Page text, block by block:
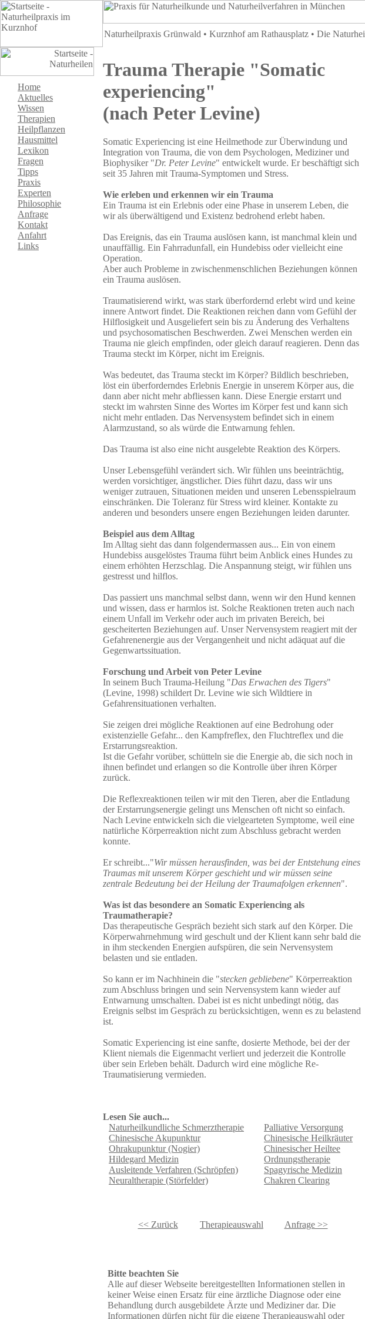
Naturheilpraxis Grünwald • Kurznhof am Rathausplatz • Die
Home
Aktuelles
Wissen
Therapien
Heilpflanzen
Hausmittel
Lexikon
Fragen
Tipps
Praxis
Experten
Philosophie
Anfrage
Kontakt
Anfahrt
Links
Trauma Therapie "Somatic
experiencing"
(nach Peter Levine)
Somatic Experiencing ist eine Heilmethode zur Überwindung und
Integration von Trauma, die von dem Psychologen, Mediziner und
Biophysiker "Dr. Peter Levine" entwickelt wurde. Er beschäftigt sich
seit 35 Jahren mit Trauma-Symptomen und Stress.
Wie erleben und erkennen wir ein Trauma
Ein Trauma ist ein Erlebnis oder eine Phase in unserem Leben, die
wir als überwältigend und Existenz bedrohend erlebt haben.
Das Ereignis, das ein Trauma auslösen kann, ist manchmal klein und
unauffällig. Ein Fahrradunfall, ein Hundebiss oder vielleicht eine
Operation.
Aber auch Probleme in zwischenmenschlichen Beziehungen können
ein Trauma auslösen.
Traumatisierend wirkt, was stark überfordernd erlebt wird und keine
innere Antwort findet. Die Reaktionen reichen dann vom Gefühl der
Hilflosigkeit und Ausgeliefert sein bis zu Änderung des Verhaltens
und psychosomatischen Beschwerden. Zwei Menschen werden ein
Trauma nie gleich empfinden, oder gleich darauf reagieren. Denn das
Trauma steckt im Körper, nicht im Ereignis.
Was bedeutet, das Trauma steckt im Körper? Bildlich beschrieben,
löst ein überforderndes Erlebnis Energie in unserem Körper aus, die
dann aber nicht mehr abfliessen kann. Diese Energie erstarrt und
steckt im wahrsten Sinne des Wortes im Körper fest und kann sich
nicht mehr entladen. Das Nervensystem befindet sich in einem
Alarmzustand, so als würde die Entwarnung fehlen.
Das Trauma ist also eine nicht ausgelebte Reaktion des Körpers.
Unser Lebensgefühl verändert sich. Wir fühlen uns beeinträchtig,
werden vorsichtiger, ängstlicher. Dies führt dazu, dass wir uns
weniger zutrauen, Situationen meiden und unseren Lebensspielraum
einschränken. Die Toleranz für Stress wird kleiner. Kontakte zu
anderen und besonders unsere engen Beziehungen leiden darunter.
Beispiel aus dem Alltag
Im Alltag sieht das dann folgendermassen aus... Ein von einem
Hundebiss ausgelöstes Trauma führt beim Anblick eines Hundes zu
einem erhöhten Herzschlag. Die Anspannung steigt, wir fühlen uns
gestresst und hilflos.
Das passiert uns manchmal selbst dann, wenn wir den Hund kennen
und wissen, dass er harmlos ist. Solche Reaktionen treten auch nach
einem Unfall im Verkehr oder auch im privaten Bereich, bei
gescheiterten Beziehungen auf. Unser Nervensystem reagiert mit der
Gefahrenenergie aus der Vergangenheit und nicht adäquat auf die
Gegenwartssituation.
Forschung und Arbeit von Peter Levine
In seinem Buch Trauma-Heilung "Das Erwachen des Tigers"
(Levine, 1998) schildert Dr. Levine wie sich Wildtiere in
Gefahrensituationen verhalten.
Sie zeigen drei mögliche Reaktionen auf eine Bedrohung oder
existenzielle Gefahr... den Kampfreflex, den Fluchtreflex und die
Erstarrungsreaktion.
Ist die Gefahr vorüber, schütteln sie die Energie ab, die sich noch in
ihnen befindet und erlangen so die Kontrolle über ihren Körper
zurück.
Die Reflexreaktionen teilen wir mit den Tieren, aber die Entladung
der Erstarrungsenergie gelingt uns Menschen oft nicht so einfach.
Nach Levine entwickeln sich die vielgearteten Symptome, weil eine
natürliche Körperreaktion nicht zum Abschluss gebracht werden
konnte.
Er schreibt..."Wir müssen herausfinden, was bei der Entstehung eines
Traumas mit unserem Körper geschieht und wir müssen seine
zentrale Bedeutung bei der Heilung der Traumafolgen erkennen".
Was ist das besondere an Somatic Experiencing als
Traumatherapie?
Das therapeutische Gespräch bezieht sich stark auf den Körper. Die
Körperwahrnehmung wird geschult und der Klient kann sehr bald die
in ihm steckenden Energien aufspüren, die sein Nervensystem
belasten und sie entladen.
So kann er im Nachhinein die "stecken gebliebene" Körperreaktion
zum Abschluss bringen und sein Nervensystem kann wieder auf
Entwarnung umschalten. Dabei ist es nicht unbedingt nötig, das
Ereignis selbst im Gespräch zu berücksichtigen, wenn es zu belastend
ist.
Somatic Experiencing ist eine sanfte, dosierte Methode, bei der der
Klient niemals die Eigenmacht verliert und jederzeit die Kontrolle
über sein Erleben behält. Dadurch wird eine mögliche Re-
Traumatisierung vermieden.
Lesen Sie auch...
Naturheilkundliche Schmerztherapie
Palliative Versorgung
Chinesische Akupunktur
Chinesische Heilkräuter
Ohrakupunktur (Nogier)
Chinesischer Heiltee
Hildegard Medizin
Ordnungstherapie
Ausleitende Verfahren (Schröpfen)
Spagyrische Medizin
Neuraltherapie (Störfelder)
Chakren Clearing
<< Zurück Therapieauswahl Anfrage >>
Bitte beachten Sie
Alle auf dieser Webseite bereitgestellten Informationen stellen in
keiner Weise einen Ersatz für eine ärztliche Diagnose oder eine
Behandlung durch ausgebildete Ärzte und Mediziner dar. Die
Informationen dürfen nicht für die eigene Therapieauswahl oder